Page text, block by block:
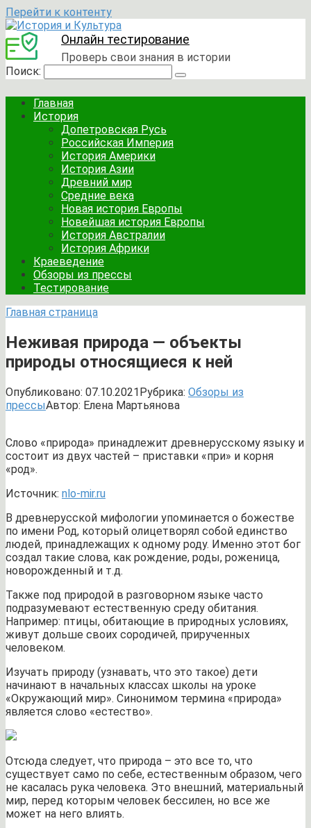
Перейти к контенту
Онлайн тестирование
Проверь свои знания в истории
Поиск:
Главная
История
Допетровская Русь
Российская Империя
История Америки
История Азии
Древний мир
Средние века
Новая история Европы
Новейшая история Европы
История Австралии
История Африки
Краеведение
Обзоры из прессы
Тестирование
Главная страница
Неживая природа — объекты
природы относящиеся к ней
Опубликовано: 07.10.2021Рубрика: Обзоры из
прессыАвтор: Елена Мартьянова
Слово «природа» принадлежит древнерусскому языку и
состоит из двух частей – приставки «при» и корня
«род».
Источник: nlo-mir.ru
В древнерусской мифологии упоминается о божестве
по имени Род, который олицетворял собой единство
людей, принадлежащих к одному роду. Именно этот бог
создал такие слова, как рождение, роды, роженица,
новорожденный и т.д.
Также под природой в разговорном языке часто
подразумевают естественную среду обитания.
Например: птицы, обитающие в природных условиях,
живут дольше своих сородичей, прирученных
человеком.
Изучать природу (узнавать, что это такое) дети
начинают в начальных классах школы на уроке
«Окружающий мир». Синонимом термина «природа»
является слово «естество».
Отсюда следует, что природа – это все то, что
существует само по себе, естественным образом, чего
не касалась рука человека. Это внешний, материальный
мир, перед которым человек бессилен, но все же
может на него влиять.